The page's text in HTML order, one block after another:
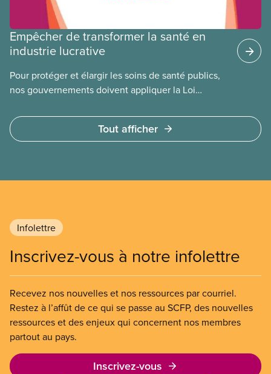
Empêcher de transformer la santé en
industrie lucrative
Pour protéger et élargir les soins de santé publics,
nos gouvernements doivent appliquer la Loi
à des services privés à but lucratif. L’accès aux
soins doit dépendre des besoins médicaux, pas de
Tout afficher
Infolettre
Inscrivez-vous à notre infolettre
Recevez nos nouvelles et nos ressources par courriel.
Restez à l’affût de ce qui se passe au SCFP, des nouvelles
ressources et des enjeux qui concernent nos membres
partout au pays.
Inscrivez-vous